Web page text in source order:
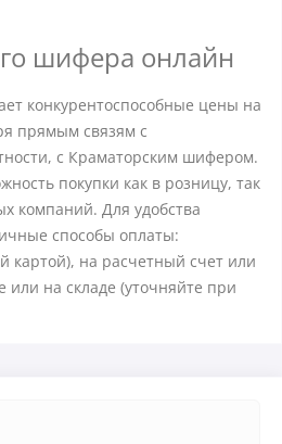
шифера онлайн
конкурентоспособные цены на
прямым связям с
с Краматорским шифером.
покупки как в розницу, так
компаний. Для удобства
способы оплаты:
картой), на расчетный счет или
на складе (уточняйте при